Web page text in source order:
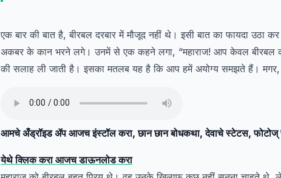
एक बार की बात है, बीरबल दरबार में मौजूद नहीं थे। इसी बात का फायदा उठा
अकबर के कान भरने लगे। उनमें से एक कहने लगा, “महाराज! आप केवल बीरबल को
की सलाह ली जाती है। इसका मतलब यह है कि आप हमें अयोग्य समझते हैं। मगर,
आमचे अँड्रॉइड ॲप आजच इंस्टॉल करा, छान छान बोधकथा, देवाचे स्टेटस, फोटोज्
येथे क्लिक करा आजच डाऊनलोड करा